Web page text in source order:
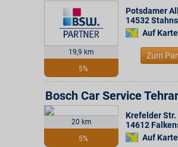
19,9 km
5%
Potsdamer
14532
Auf
Zum
20 km
5%
Bosch Car Service
Krefelder Str.
14612
Auf